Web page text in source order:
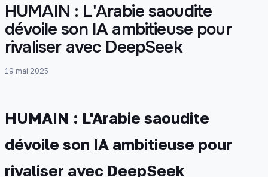
HUMAIN : L'Arabie saoudite
dévoile son IA ambitieuse pour
rivaliser avec DeepSeek
19 mai 2025
HUMAIN : L'Arabie saoudite
dévoile son IA ambitieuse pour
rivaliser avec DeepSeek